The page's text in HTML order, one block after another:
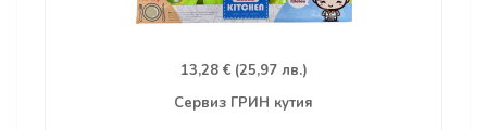
13,28 € (25,97 лв.)
Сервиз ГРИН кутия